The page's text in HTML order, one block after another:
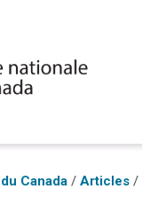
Canada /Articles /